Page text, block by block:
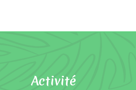
Activité